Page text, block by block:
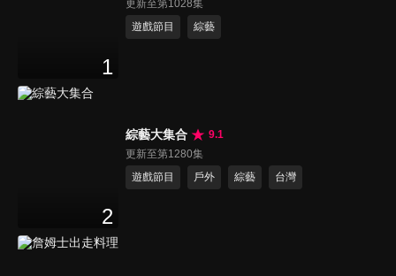
1
更新至第1028集
遊戲節目
綜藝
2
綜藝大集合
9.1
更新至第1280集
遊戲節目
戶外 綜藝 台灣